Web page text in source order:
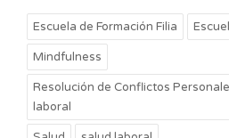
Escuela de Formación Filia
Mindfulness
Resolución de Conflictos
laboral